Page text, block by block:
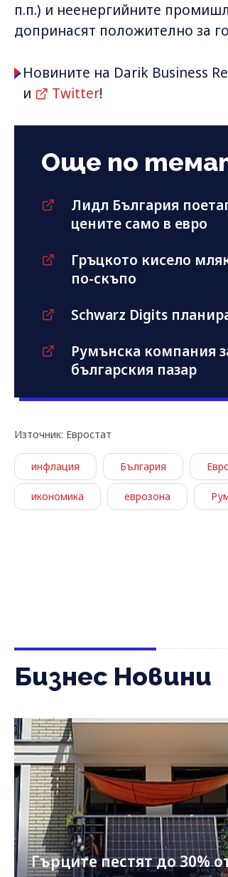
п.п.) и неенергийните
допринасят положително за
Новините на Darik Business
и
Twitter!
Още по
Лидл България
цените само в евро
Гръцкото кисело
по-скъпо
Schwarz Digits
Румънска компания
българския пазар
Източник: Евростат
инфлация България
икономика еврозона
Бизнес Новини
Гърците пестят до 30%